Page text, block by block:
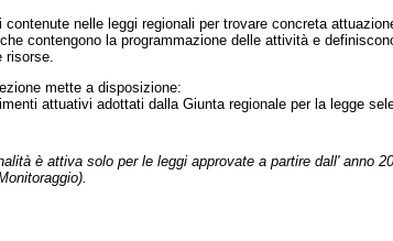
contenute nelle leggi regionali per trovare concreta
contengono la programmazione delle attività e
risorse.
mette a disposizione:
attuativi adottati dalla Giunta regionale per la legge
è attiva solo per le leggi approvate a partire dall' anno